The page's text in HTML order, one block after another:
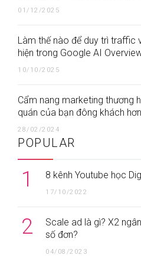
01/12/2025
Làm thế nào để duy trì traffic
hiện trong Google AI
10/10/2025
Cẩm nang marketing thương
quán của bạn đông khách hơn
28/02/2024
POPULAR
1 8 kênh Youtube học
17/10/2022
2
Scale ad là gì? X2
số đơn?
04/08/2023